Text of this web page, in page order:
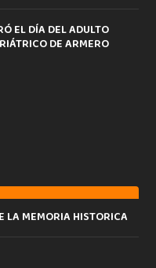
EL DÍA DEL ADULTO
DE ARMERO
LA MEMORIA HISTORICA